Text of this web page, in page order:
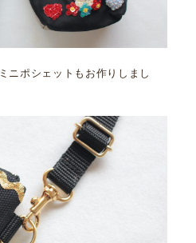
ニポシェットもお作りしまし